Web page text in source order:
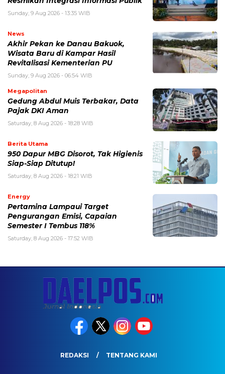
Sunday, 9 Aug 2026 - 13:35 WIB
News
Akhir Pekan ke Danau Bakuok,
Wisata Baru di Kampar Hasil
Revitalisasi Kementerian PU
Sunday, 9 Aug 2026 - 06:54 WIB
Megapolitan
Gedung Abdul Muis Terbakar, Data
Pajak DKI Aman
Saturday, 8 Aug 2026 - 18:28 WIB
Berita Utama
950 Dapur MBG Disorot, Tak Higienis
Siap-Siap Ditutup!
Saturday, 8 Aug 2026 - 18:21 WIB
Energy
Pertamina Lampaui Target
Pengurangan Emisi, Capaian
Semester I Tembus 118%
Saturday, 8 Aug 2026 - 17:52 WIB
REDAKSI TENTANG KAMI